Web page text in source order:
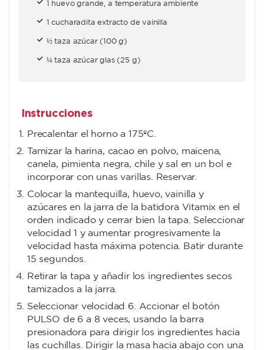
1 huevo grande, a temperatura ambiente
1 cucharadita extracto de vainilla
½ taza azúcar (100 g)
¼ taza azúcar glas (25 g)
Instrucciones
Precalentar el horno a 175ºC.
Tamizar la harina, cacao en polvo, maicena,
canela, pimienta negra, chile y sal en un bol e
incorporar con unas varillas. Reservar.
Colocar la mantequilla, huevo, vainilla y
azúcares en la jarra de la batidora Vitamix en el
orden indicado y cerrar bien la tapa. Seleccionar
velocidad 1 y aumentar progresivamente la
velocidad hasta máxima potencia. Batir durante
15 segundos.
Retirar la tapa y añadir los ingredientes secos
tamizados a la jarra.
Seleccionar velocidad 6. Accionar el botón
PULSO de 6 a 8 veces, usando la barra
presionadora para dirigir los ingredientes hacia
las cuchillas. Dirigir la masa hacia abajo con una